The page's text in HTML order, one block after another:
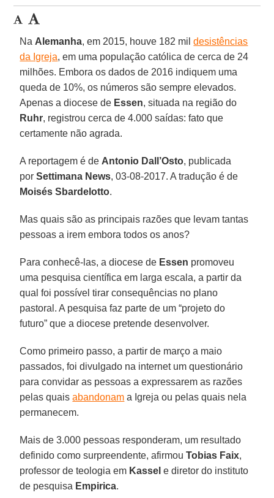
Na Alemanha, em 2015, houve 182 mildesistências
da Igreja, em uma população católica de cerca de 24
milhões. Embora os dados de 2016 indiquem uma
queda de 10%, os números são sempre elevados.
Apenas a diocese de Essen, situada na região do
Ruhr, registrou cerca de 4.000 saídas: fato que
certamente não agrada.
A reportagem é de Antonio Dall’Osto, publicada
porSettimana News, 03-08-2017. A tradução é de
Moisés Sbardelotto.
Mas quais são as principais razões que levam tantas
pessoas a irem embora todos os anos?
Para conhecê-las, a diocese de Essen promoveu
uma pesquisa científica em larga escala, a partir da
qual foi possível tirar consequências no plano
pastoral. A pesquisa faz parte de um “projeto do
futuro” que a diocese pretende desenvolver.
Como primeiro passo, a partir de março a maio
passados, foi divulgado na internet um questionário
para convidar as pessoas a expressarem as razões
pelas quaisabandonam a Igreja ou pelas quais nela
permanecem.
Mais de 3.000 pessoas responderam, um resultado
definido como surpreendente, afirmouTobias Faix,
professor de teologia em Kassel e diretor do instituto
de pesquisa Empirica.